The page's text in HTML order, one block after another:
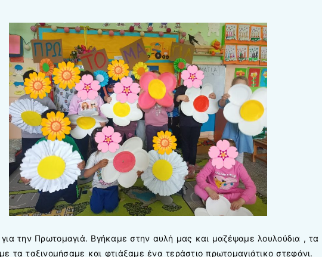
την Πρωτομαγιά. Βγήκαμε στην αυλή μας και μαζέψαμε λουλούδια , τα
τα ταξινομήσαμε και φτιάξαμε ένα τεράστιο πρωτομαγιάτικο στεφάνι.